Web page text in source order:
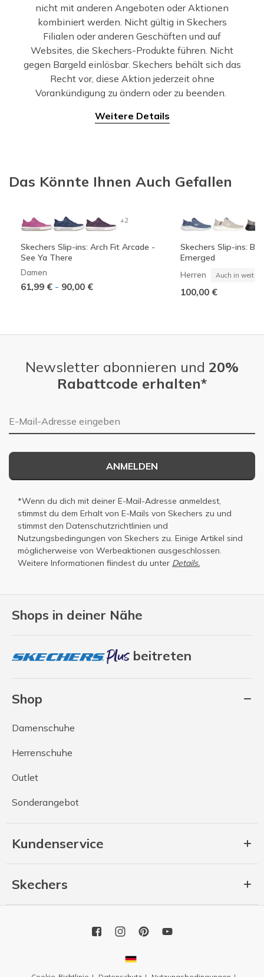
nicht mit anderen Angeboten oder Aktionen
kombiniert werden. Nicht gültig in Skechers
Filialen oder anderen Geschäften und auf
Websites, die Skechers-Produkte führen. Nicht
gegen Bargeld einlösbar. Skechers behält sich das
Recht vor, diese Aktion jederzeit ohne
Vorankündigung zu ändern oder zu beenden.
Weitere Details
Das Könnte Ihnen Auch Gefallen
+2
Skechers Slip-ins: Arch Fit Arcade -
See Ya There
Damen
61,99 € - 90,00 €
Skechers Slip-ins:
Emerged
Herren Auch in weit
100,00 €
Shops in deiner Nähe
beitreten
Shop
Damenschuhe
Herrenschuhe
Outlet
Sonderangebot
Kundenservice
Skechers
Newsletter abonnieren und 20%
Rabattcode erhalten*
E-Mail-Adresse
ANMELDEN
*Wenn du dich mit deiner E-Mail-Adresse anmeldest,
stimmst du dem Erhalt von E-Mails von Skechers zu und
stimmst den Datenschutzrichtlinien und
Nutzungsbedingungen von Skechers zu. Einige Artikel sind
möglicherweise von Werbeaktionen ausgeschlossen.
Weitere Informationen fiindest du unter Details.